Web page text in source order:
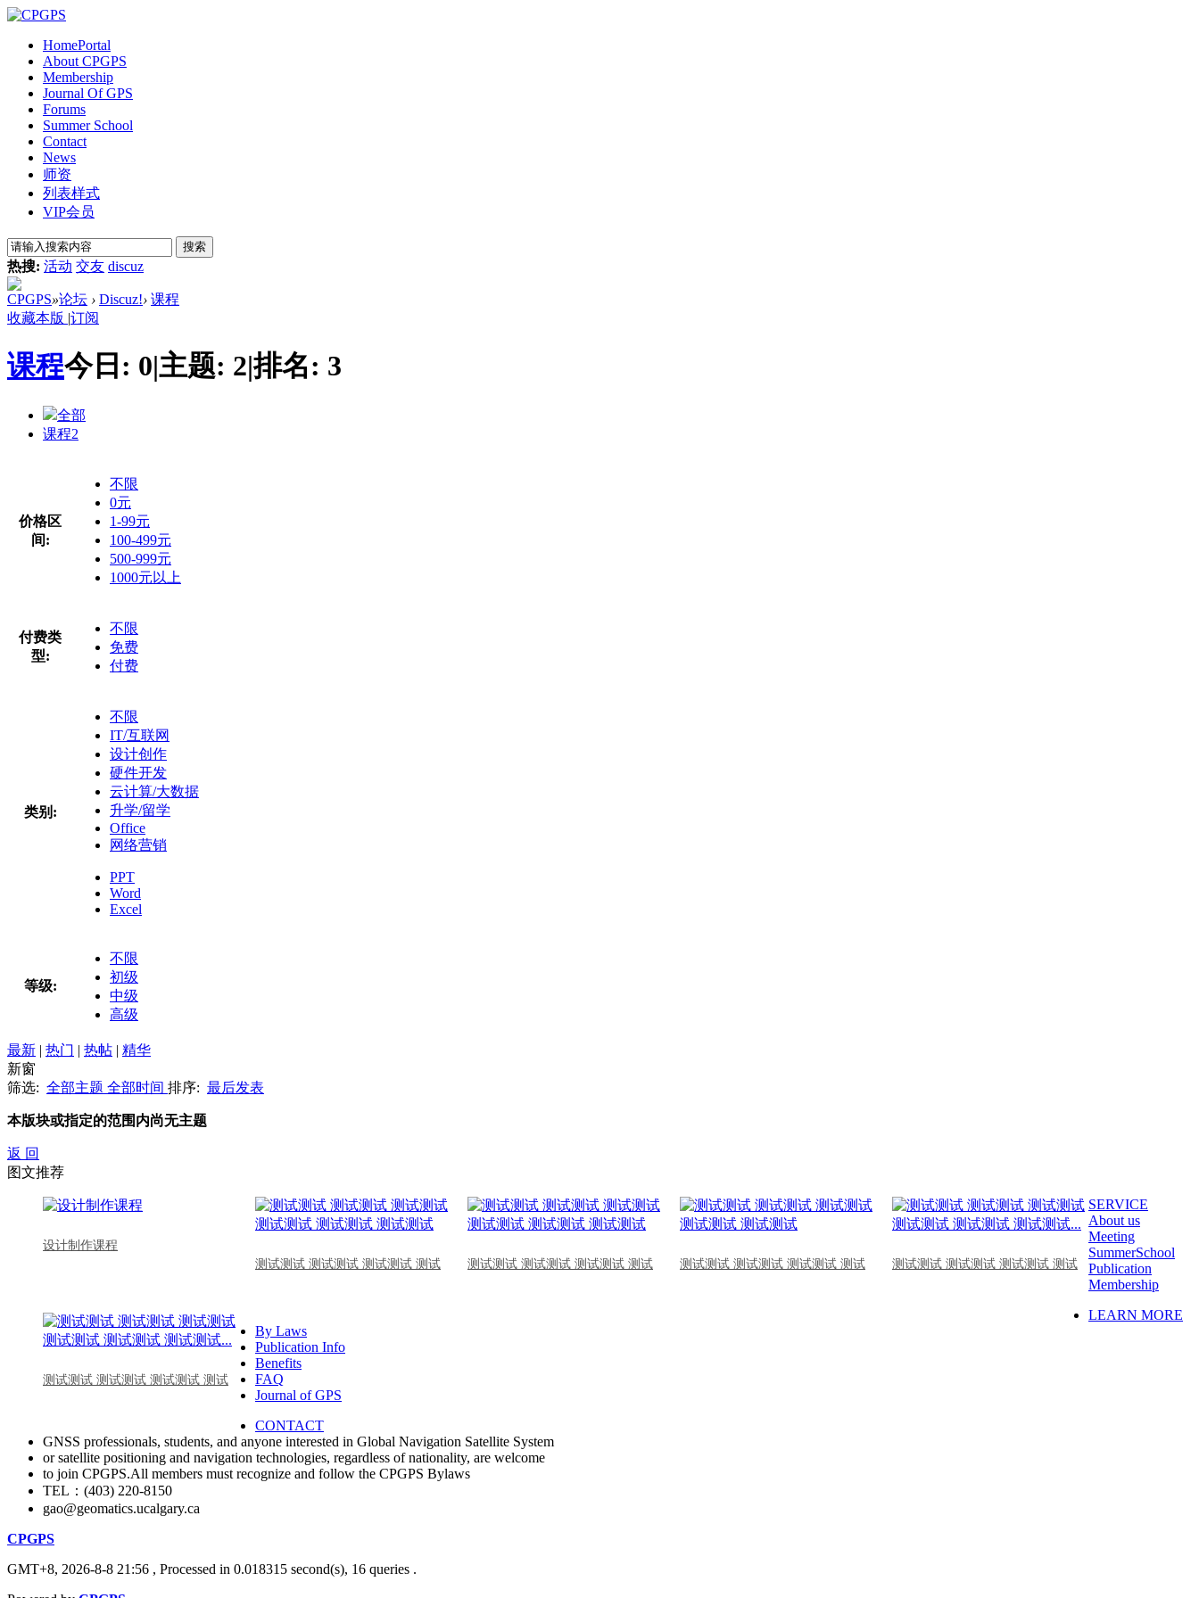
HomePortal
About CPGPS
Membership
Journal Of GPS
Forums
Summer School
Contact
News
师资
列表样式
VIP会员
搜索
热搜: 活动 交友 discuz
CPGPS»论坛 › Discuz!› 课程
收藏本版 |订阅
课程今日: 0|主题: 2|排名: 3
全部
课程2
价格区
间:
不限
0元
1-99元
100-499元
500-999元
1000元以上
付费类
型:
不限
免费
付费
类别:
不限
IT/互联网
设计创作
硬件开发
云计算/大数据
升学/留学
Office
网络营销
PPT
Word
Excel
等级:
不限
初级
中级
高级
最新 | 热门 | 热帖 | 精华
新窗
筛选: 全部主题 全部时间 排序: 最后发表
本版块或指定的范围内尚无主题
返 回
图文推荐
设计制作课程
测试测试 测试测试 测试测试 测试
测试测试 测试测试 测试测试 测试 测试测试 测试测试 测试测试 测试 测试测试 测试测试 测试测试 测试
测试测试 测试测试 测试测试 测试
SERVICE
About us
Meeting
SummerSchool
Publication
Membership
LEARN MORE
By Laws
Publication Info
Benefits
FAQ
Journal of GPS
CONTACT
GNSS professionals, students, and anyone interested in Global Navigation Satellite System
or satellite positioning and navigation technologies, regardless of nationality, are welcome
to join CPGPS.All members must recognize and follow the CPGPS Bylaws
TEL：(403) 220-8150
gao@geomatics.ucalgary.ca
CPGPS
GMT+8, 2026-8-8 21:56 , Processed in 0.018315 second(s), 16 queries .